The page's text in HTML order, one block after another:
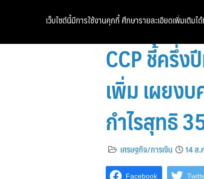
CCP ชี้ครึ่ง
เพิ่ม เผยง
กำไรสุทธิ
เศรษฐกิจ/การเงิน 14 ส.
Facebook
เว็บไซต์นี้มีการใช้งานคุกกี้ ศึกษารายละเอียดเพิ่มเติมไ